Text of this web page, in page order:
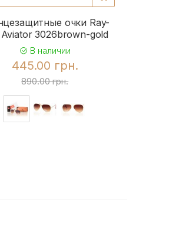
очки Ray-
3026brown-gold
В наличии
445.00 грн.
890.00 грн.